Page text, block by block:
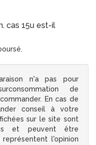
cas 15u est-il
n'a pas pour
de
En cas de
conseil à votre
sur le site sont
et peuvent être
l'opinion